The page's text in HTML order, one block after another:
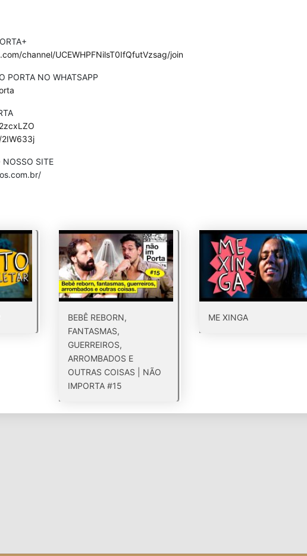
channel/UCEWHPFNilsT0IfQfutVzsag/join
PORTA NO WHATSAPP
NOSSO SITE
BEBÊ REBORN,
FANTASMAS,
GUERREIROS,
ARROMBADOS E
OUTRAS COISAS | NÃO
IMPORTA #15
ME XINGA